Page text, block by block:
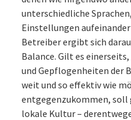
unterschiedliche
Einstellungen
Betreiber ergibt sich
Balance. Gilt es
und Gepflogenheiten der
weit und so effektiv wie
entgegenzukommen, soll
lokale Kultur –